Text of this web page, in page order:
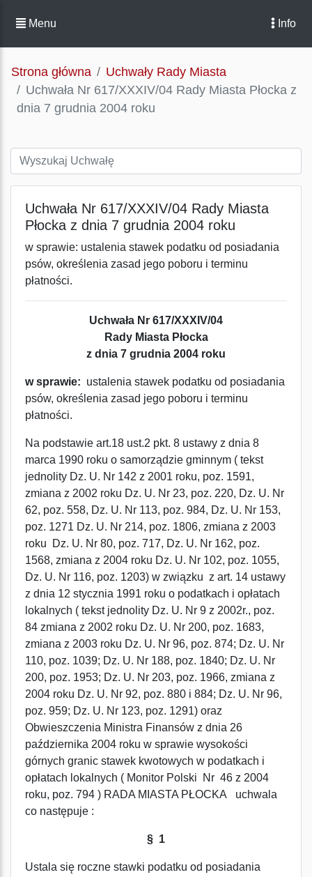
Menu Info
Strona główna
Uchwały Rady Miasta
Uchwała Nr 617/XXXIV/04 Rady Miasta Płocka z
dnia 7 grudnia 2004 roku
Uchwała Nr 617/XXXIV/04 Rady Miasta
Płocka z dnia 7 grudnia 2004 roku
w sprawie: ustalenia stawek podatku od posiadania
psów, określenia zasad jego poboru i terminu
płatności.
Uchwała Nr 617/XXXIV/04
Rady Miasta Płocka
z dnia 7 grudnia 2004 roku
w sprawie: ustalenia stawek podatku od posiadania
psów, określenia zasad jego poboru i terminu
płatności.
Na podstawie art.18 ust.2 pkt. 8 ustawy z dnia 8
marca 1990 roku o samorządzie gminnym ( tekst
jednolity Dz. U. Nr 142 z 2001 roku, poz. 1591,
zmiana z 2002 roku Dz. U. Nr 23, poz. 220, Dz. U. Nr
62, poz. 558, Dz. U. Nr 113, poz. 984, Dz. U. Nr 153,
poz. 1271 Dz. U. Nr 214, poz. 1806, zmiana z 2003
roku Dz. U. Nr 80, poz. 717, Dz. U. Nr 162, poz.
1568, zmiana z 2004 roku Dz. U. Nr 102, poz. 1055,
Dz. U. Nr 116, poz. 1203) w związku z art. 14 ustawy
z dnia 12 stycznia 1991 roku o podatkach i opłatach
lokalnych ( tekst jednolity Dz. U. Nr 9 z 2002r., poz.
84 zmiana z 2002 roku Dz. U. Nr 200, poz. 1683,
zmiana z 2003 roku Dz. U. Nr 96, poz. 874; Dz. U. Nr
110, poz. 1039; Dz. U. Nr 188, poz. 1840; Dz. U. Nr
200, poz. 1953; Dz. U. Nr 203, poz. 1966, zmiana z
2004 roku Dz. U. Nr 92, poz. 880 i 884; Dz. U. Nr 96,
poz. 959; Dz. U. Nr 123, poz. 1291) oraz
Obwieszczenia Ministra Finansów z dnia 26
października 2004 roku w sprawie wysokości
górnych granic stawek kwotowych w podatkach i
opłatach lokalnych ( Monitor Polski Nr 46 z 2004
roku, poz. 794 ) RADA MIASTA PŁOCKA uchwala
co następuje :
§ 1
Ustala się roczne stawki podatku od posiadania